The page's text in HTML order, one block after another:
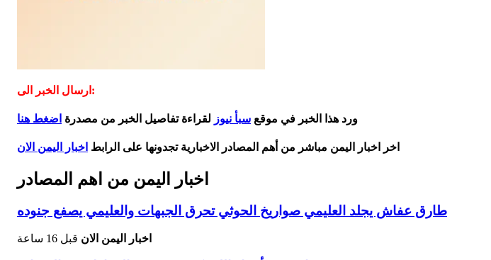
ارسال الخبر الى:
ورد هذا الخبر في موقع سبأ نيوز لقراءة تفاصيل الخبر من مصدرة اضغط هنا
اخر اخبار اليمن مباشر من أهم المصادر الاخبارية تجدونها على الرابط اخبار اليمن الان
اخبار اليمن من اهم المصادر
طارق عفاش يجلد العليمي صواريخ الحوثي تحرق الجبهات والعليمي يصفع جنوده
اخبار اليمن الان قبل 16 ساعة